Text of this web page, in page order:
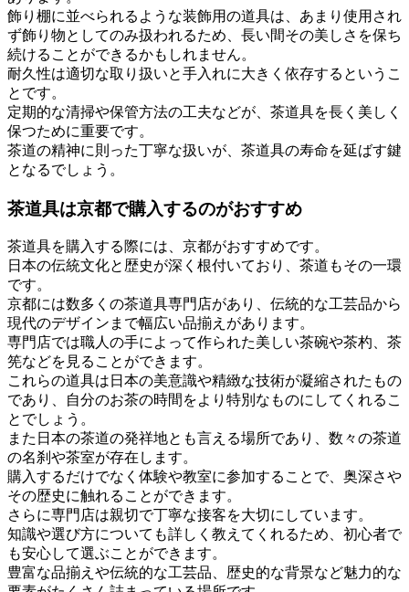
飾り棚に並べられるような装飾用の道具は、あまり使用され
ず飾り物としてのみ扱われるため、長い間その美しさを保ち
続けることができるかもしれません。
耐久性は適切な取り扱いと手入れに大きく依存するというこ
とです。
定期的な清掃や保管方法の工夫などが、茶道具を長く美しく
保つために重要です。
茶道の精神に則った丁寧な扱いが、茶道具の寿命を延ばす鍵
となるでしょう。
茶道具は京都で購入するのがおすすめ
茶道具を購入する際には、京都がおすすめです。
日本の伝統文化と歴史が深く根付いており、茶道もその一環
です。
京都には数多くの茶道具専門店があり、伝統的な工芸品から
現代のデザインまで幅広い品揃えがあります。
専門店では職人の手によって作られた美しい茶碗や茶杓、茶
筅などを見ることができます。
これらの道具は日本の美意識や精緻な技術が凝縮されたもの
であり、自分のお茶の時間をより特別なものにしてくれるこ
とでしょう。
また日本の茶道の発祥地とも言える場所であり、数々の茶道
の名刹や茶室が存在します。
購入するだけでなく体験や教室に参加することで、奥深さや
その歴史に触れることができます。
さらに専門店は親切で丁寧な接客を大切にしています。
知識や選び方についても詳しく教えてくれるため、初心者で
も安心して選ぶことができます。
豊富な品揃えや伝統的な工芸品、歴史的な背景など魅力的な